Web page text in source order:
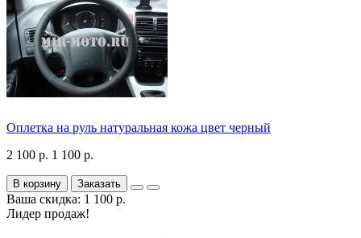
Оплетка на руль натуральная кожа цвет черный
2 100 р. 1 100 р.
В корзину Заказать
Ваша скидка: 1 100 р.
Лидер продаж!